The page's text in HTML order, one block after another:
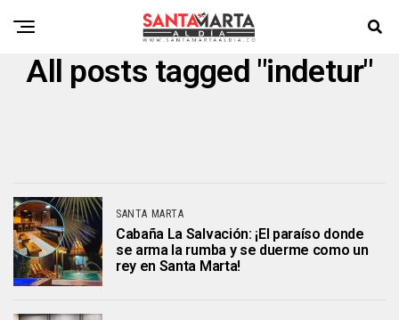
All posts tagged "indetur"
SANTA MARTA
Cabaña La Salvación: ¡El paraíso donde
se arma la rumba y se duerme como un
rey en Santa Marta!